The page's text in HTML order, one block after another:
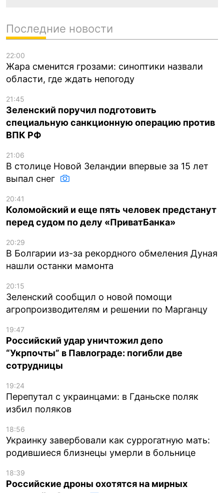
Последние новости
22:00
Жара сменится грозами: синоптики назвали
области, где ждать непогоду
21:45
Зеленский поручил подготовить
специальную санкционную операцию против
ВПК РФ
21:06
В столице Новой Зеландии впервые за 15 лет
выпал снег
20:41
Коломойский и еще пять человек предстанут
перед судом по делу «ПриватБанка»
20:29
В Болгарии из-за рекордного обмеления Дуная
нашли останки мамонта
20:15
Зеленский сообщил о новой помощи
агропроизводителям и решении по Марганцу
19:47
Российский удар уничтожил депо
“Укрпочты” в Павлограде: погибли две
сотрудницы
19:24
Перепутал с украинцами: в Гданьске поляк
избил поляков
18:56
Украинку завербовали как суррогатную мать:
родившиеся близнецы умерли в больнице
18:39
Российские дроны охотятся на мирных